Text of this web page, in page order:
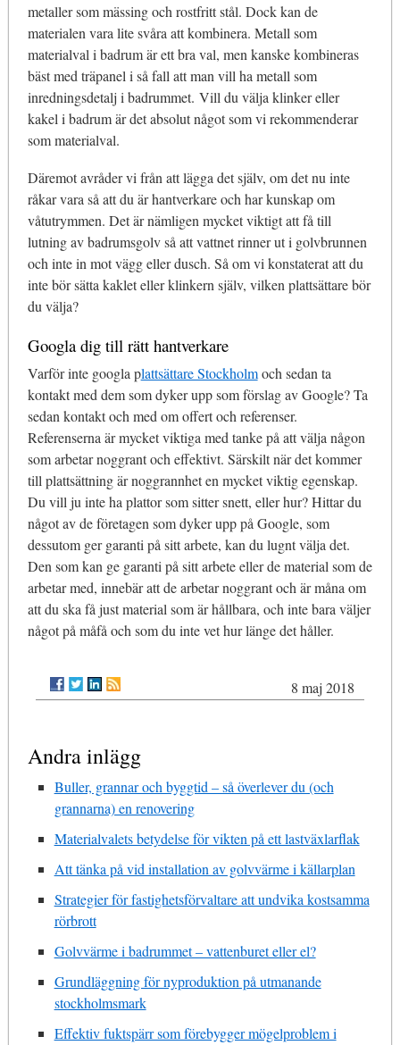
metaller som mässing och rostfritt stål. Dock kan de
materialen vara lite svåra att kombinera. Metall som
materialval i badrum är ett bra val, men kanske kombineras
bäst med träpanel i så fall att man vill ha metall som
inredningsdetalj i badrummet. Vill du välja klinker eller
kakel i badrum är det absolut något som vi rekommenderar
som materialval.
Däremot avråder vi från att lägga det själv, om det nu inte
råkar vara så att du är hantverkare och har kunskap om
våtutrymmen. Det är nämligen mycket viktigt att få till
lutning av badrumsgolv så att vattnet rinner ut i golvbrunnen
och inte in mot vägg eller dusch. Så om vi konstaterat att du
inte bör sätta kaklet eller klinkern själv, vilken plattsättare bör
du välja?
Googla dig till rätt hantverkare
Varför inte googla plattsättare Stockholmoch sedan ta
kontakt med dem som dyker upp som förslag av Google? Ta
sedan kontakt och med om offert och referenser.
Referenserna är mycket viktiga med tanke på att välja någon
som arbetar noggrant och effektivt. Särskilt när det kommer
till plattsättning är noggrannhet en mycket viktig egenskap.
Du vill ju inte ha plattor som sitter snett, eller hur? Hittar du
något av de företagen som dyker upp på Google, som
dessutom ger garanti på sitt arbete, kan du lugnt välja det.
Den som kan ge garanti på sitt arbete eller de material som de
arbetar med, innebär att de arbetar noggrant och är måna om
att du ska få just material som är hållbara, och inte bara väljer
något på måfå och som du inte vet hur länge det håller.
8 maj 2018
Andra inlägg
Buller, grannar och byggtid – så överlever du (och
grannarna) en renovering
Materialvalets betydelse för vikten på ett lastväxlarflak
Att tänka på vid installation av golvvärme i källarplan
Strategier för fastighetsförvaltare att undvika kostsamma
rörbrott
Golvvärme i badrummet – vattenburet eller el?
Grundläggning för nyproduktion på utmanande
stockholmsmark
Effektiv fuktspärr som förebygger mögelproblem i